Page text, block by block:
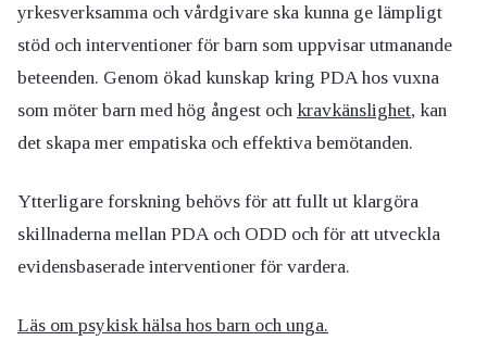
yrkesverksamma och vårdgivare ska kunna ge lämpligt
stöd och interventioner för barn som uppvisar utmanande
beteenden. Genom ökad kunskap kring PDA hos vuxna
som möter barn med hög ångest och kravkänslighet, kan
det skapa mer empatiska och effektiva bemötanden.
Ytterligare forskning behövs för att fullt ut klargöra
skillnaderna mellan PDA och ODD och för att utveckla
evidensbaserade interventioner för vardera.
Läs om psykisk hälsa hos barn och unga.